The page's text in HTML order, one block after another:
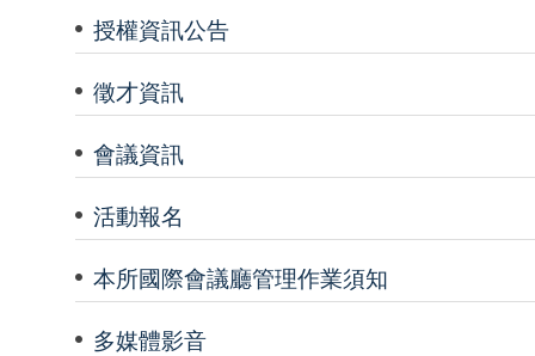
授權資訊公告
徵才資訊
會議資訊
活動報名
本所國際會議廳管理作業須知
多媒體影音